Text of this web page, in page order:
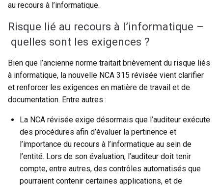
au recours à l’informatique.
Risque lié au recours à l’informatique –
quelles sont les exigences ?
Bien que l’ancienne norme traitait brièvement du risque liés
à informatique, la nouvelle NCA 315 révisée vient clarifier
et renforcer les exigences en matière de travail et de
documentation. Entre autres :
La NCA révisée exige désormais que l’auditeur exécute
des procédures afin d’évaluer la pertinence et
l’importance du recours à l’informatique au sein de
l’entité. Lors de son évaluation, l’auditeur doit tenir
compte, entre autres, des contrôles automatisés que
pourraient contenir certaines applications, et de